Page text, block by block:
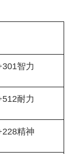
智力
耐力
精神